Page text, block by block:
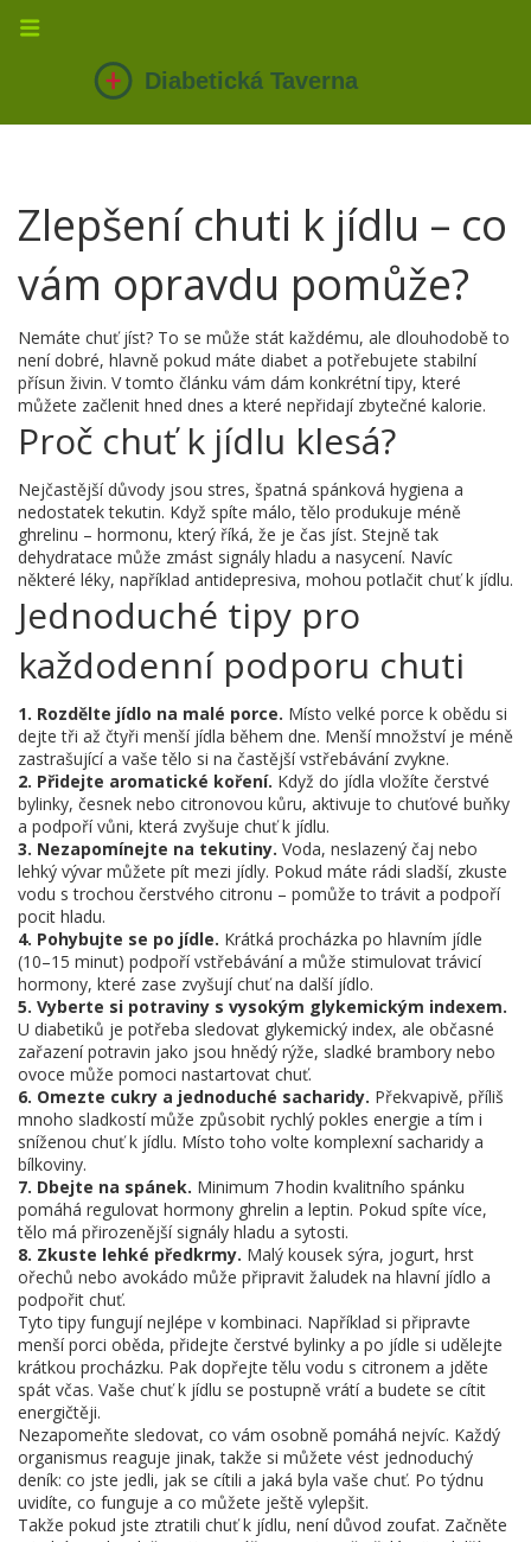
Zlepšení chuti k jídlu – co
vám opravdu pomůže?
Nemáte chuť jíst? To se může stát každému, ale dlouhodobě to
není dobré, hlavně pokud máte diabet a potřebujete stabilní
přísun živin. V tomto článku vám dám konkrétní tipy, které
můžete začlenit hned dnes a které nepřidají zbytečné kalorie.
Proč chuť k jídlu klesá?
Nejčastější důvody jsou stres, špatná spánková hygiena a
nedostatek tekutin. Když spíte málo, tělo produkuje méně
ghrelinu – hormonu, který říká, že je čas jíst. Stejně tak
dehydratace může zmást signály hladu a nasycení. Navíc
některé léky, například antidepresiva, mohou potlačit chuť k jídlu.
Jednoduché tipy pro
každodenní podporu chuti
1. Rozdělte jídlo na malé porce. Místo velké porce k obědu si
dejte tři až čtyři menší jídla během dne. Menší množství je méně
zastrašující a vaše tělo si na častější vstřebávání zvykne.
2. Přidejte aromatické koření. Když do jídla vložíte čerstvé
bylinky, česnek nebo citronovou kůru, aktivuje to chuťové buňky
a podpoří vůni, která zvyšuje chuť k jídlu.
3. Nezapomínejte na tekutiny. Voda, neslazený čaj nebo
lehký vývar můžete pít mezi jídly. Pokud máte rádi sladší, zkuste
vodu s trochou čerstvého citronu – pomůže to trávit a podpoří
pocit hladu.
4. Pohybujte se po jídle. Krátká procházka po hlavním jídle
(10–15 minut) podpoří vstřebávání a může stimulovat trávicí
hormony, které zase zvyšují chuť na další jídlo.
5. Vyberte si potraviny s vysokým glykemickým indexem.
U diabetiků je potřeba sledovat glykemický index, ale občasné
zařazení potravin jako jsou hnědý rýže, sladké brambory nebo
ovoce může pomoci nastartovat chuť.
6. Omezte cukry a jednoduché sacharidy. Překvapivě, příliš
mnoho sladkostí může způsobit rychlý pokles energie a tím i
sníženou chuť k jídlu. Místo toho volte komplexní sacharidy a
bílkoviny.
7. Dbejte na spánek. Minimum 7 hodin kvalitního spánku
pomáhá regulovat hormony ghrelin a leptin. Pokud spíte více,
tělo má přirozenější signály hladu a sytosti.
8. Zkuste lehké předkrmy. Malý kousek sýra, jogurt, hrst
ořechů nebo avokádo může připravit žaludek na hlavní jídlo a
podpořit chuť.
Tyto tipy fungují nejlépe v kombinaci. Například si připravte
menší porci oběda, přidejte čerstvé bylinky a po jídle si udělejte
krátkou procházku. Pak dopřejte tělu vodu s citronem a jděte
spát včas. Vaše chuť k jídlu se postupně vrátí a budete se cítit
energičtěji.
Nezapomeňte sledovat, co vám osobně pomáhá nejvíc. Každý
organismus reaguje jinak, takže si můžete vést jednoduchý
deník: co jste jedli, jak se cítili a jaká byla vaše chuť. Po týdnu
uvidíte, co funguje a co můžete ještě vylepšit.
Takže pokud jste ztratili chuť k jídlu, není důvod zoufat. Začněte